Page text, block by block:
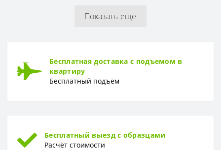
Тип Винил-компакт
Показать еще
Бесплатная доставка с подъемом в
квартиру
Бесплатный подъём
Бесплатный выезд с образцами
Расчёт стоимости